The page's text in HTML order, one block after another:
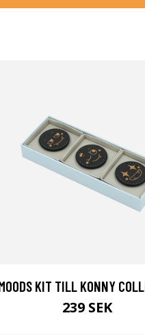
KIT TILL KONNY
239 SEK